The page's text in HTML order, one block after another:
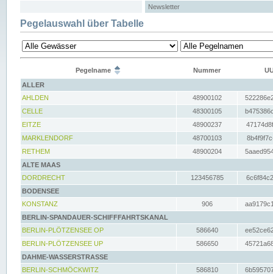
Newsletter
Pegelauswahl über Tabelle
Pegelname Nummer
ALLER
AHLDEN
48900102
CELLE
48300105
EITZE
48900237
MARKLENDORF
48700103
RETHEM
48900204
ALTE MAAS
DORDRECHT
123456785
BODENSEE
KONSTANZ
906
BERLIN-SPANDAUER-SCHIFFFAHRTSKANAL
BERLIN-PLÖTZENSEE OP
586640
BERLIN-PLÖTZENSEE UP
586650
DAHME-WASSERSTRASSE
BERLIN-SCHMÖCKWITZ
586810